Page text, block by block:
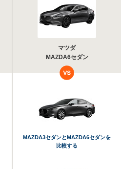
マツダ
MAZDA6セダン
MAZDA3セダンとMAZDA6セダンを
比較する